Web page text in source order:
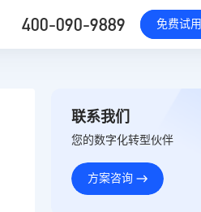
400-090-9889 免费试用
联系我们
您的数字化转型伙伴
方案咨询